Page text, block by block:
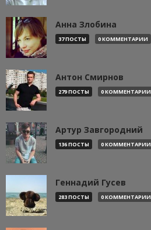
Анна Злобина
37 ПОСТЫ 0 КОММЕНТАРИИ
Антон Смирнов
279 ПОСТЫ 0 КОММЕНТАРИИ
Артур Завгородний
136 ПОСТЫ 0 КОММЕНТАРИИ
Геннадий Гусев
283 ПОСТЫ 0 КОММЕНТАРИИ